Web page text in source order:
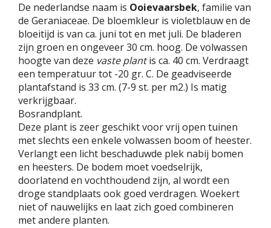
De nederlandse naam is Ooievaarsbek, familie van
de Geraniaceae. De bloemkleur is violetblauw en de
bloeitijd is van ca. juni tot en met juli. De bladeren
zijn groen en ongeveer 30 cm. hoog. De volwassen
hoogte van deze vaste plantis ca. 40 cm. Verdraagt
een temperatuur tot -20 gr. C. De geadviseerde
plantafstand is 33 cm. (7-9 st. per m2.) Is matig
verkrijgbaar.
Bosrandplant.
Deze plant is zeer geschikt voor vrij open tuinen
met slechts een enkele volwassen boom of heester.
Verlangt een licht beschaduwde plek nabij bomen
en heesters. De bodem moet voedselrijk,
doorlatend en vochthoudend zijn, al wordt een
droge standplaats ook goed verdragen. Woekert
niet of nauwelijks en laat zich goed combineren
met andere planten.